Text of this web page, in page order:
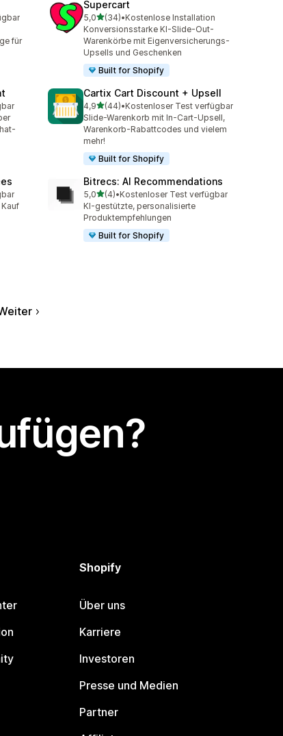
für
Supercart
5,0von 5 Sternen
(34)
34 Rezensionen insgesamt
•Kostenlose Installation
Konversionsstarke KI-Slide-Out-
Warenkörbe mit Eigenversicherungs-
Upsells und Geschenken
Built for Shopify
Cartix Cart Discount + Upsell
4,9von 5 Sternen
(44)
44 Rezensionen insgesamt
•Kostenloser Test verfügbar
Slide-Warenkorb mit In-Cart-Upsell,
Warenkorb-Rabattcodes und vielem
mehr!
Built for Shopify
Bitrecs: AI Recommendations
5,0von 5 Sternen
(4)
4 Rezensionen insgesamt
•Kostenloser Test verfügbar
KI-gestützte, personalisierte
Produktempfehlungen
Built for Shopify
Shopify
Über uns
Karriere
Investoren
Presse und Medien
Partner